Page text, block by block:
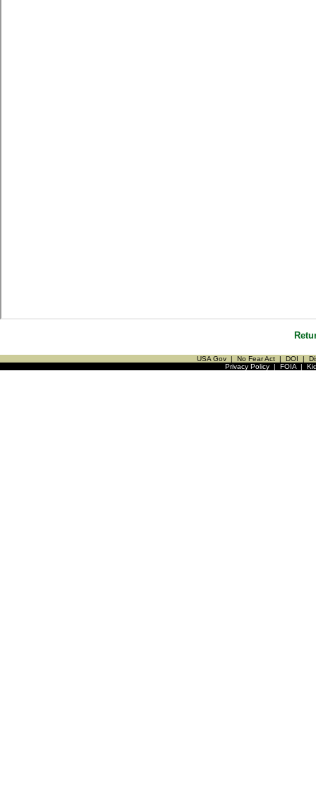
USA Gov | No Fear Act | DOI |
Privacy Policy| FOIA|